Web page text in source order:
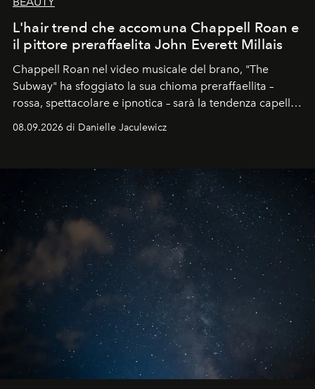
L'hair trend che accomuna Chappell Roan e
il pittore preraffaelita John Everett Millais
Chappell Roan nel video musicale del brano, "The
Subway" ha sfoggiato la sua chioma preraffaellita –
rossa, spettacolare e ipnotica – sarà la tendenza capelli
dell'autunno?
08.09.2026 di Danielle Jaculewicz